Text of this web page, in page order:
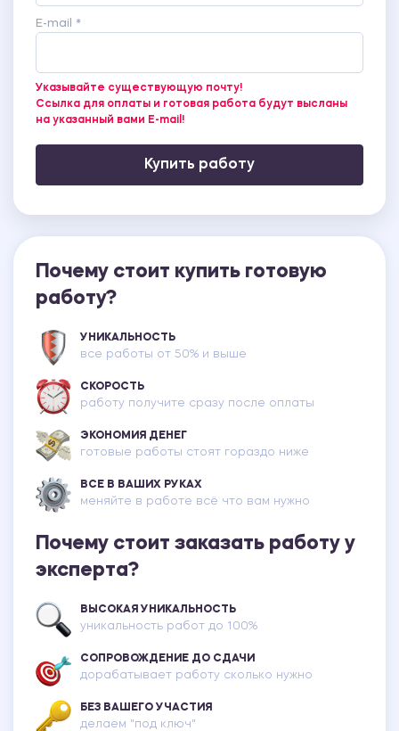
E-mail *
Указывайте существующую почту!
Ссылка для оплаты и готовая работа будут высланы
на указанный вами E-mail!
Купить работу
Почему стоит купить готовую
работу?
УНИКАЛЬНОСТЬ
все работы от 50% и выше
СКОРОСТЬ
работу получите сразу после оплаты
ЭКОНОМИЯ ДЕНЕГ
готовые работы стоят гораздо ниже
ВСЕ В ВАШИХ РУКАХ
меняйте в работе всё что вам нужно
Почему стоит заказать работу у
эксперта?
ВЫСОКАЯ УНИКАЛЬНОСТЬ
уникальность работ до 100%
СОПРОВОЖДЕНИЕ ДО СДАЧИ
дорабатывает работу сколько нужно
БЕЗ ВАШЕГО УЧАСТИЯ
делаем "под ключ"